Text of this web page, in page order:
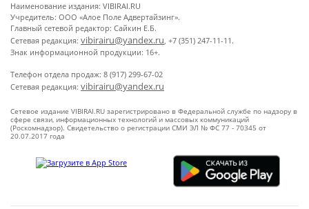
Наименование издания: VIBIRAI.RU
Учредитель: ООО «Алое Поле Адвертайзинг».
Главный сетевой редактор: Сайкин Е.Б.
Сетевая редакция: vibirairu@yandex.ru, +7 (351) 247-11-11.
Знак информационной продукции: 16+.
Телефон отдела продаж: 8 (917) 299-67-02
Сетевая редакция: vibirairu@yandex.ru
Сетевое издание VIBIRAI.RU зарегистрировано в Федеральной службе по надзору в
сфере связи, информационных технологий и массовых коммуникаций
(Роскомнадзор). Свидетельство о регистрации СМИ ЭЛ № ФС 77 - 70345 от
20.07.2017 года